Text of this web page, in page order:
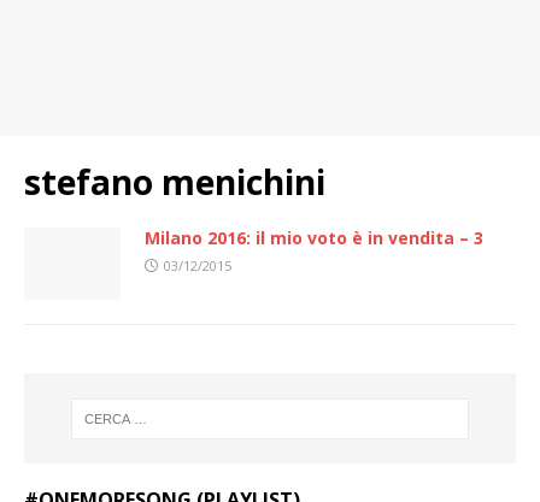
stefano menichini
Milano 2016: il mio voto è in vendita – 3
03/12/2015